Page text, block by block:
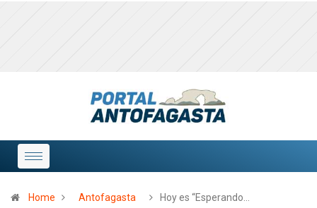
Home Antofagasta Hoy es “Esperando…